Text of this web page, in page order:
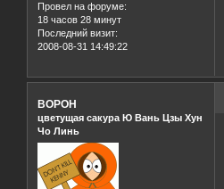
Провел на форуме:
18 часов 28 минут
Последний визит:
2008-08-31 14:49:22
BOPOH
цветущая сакура Ю Вань Цзы Хун
Чо Линь